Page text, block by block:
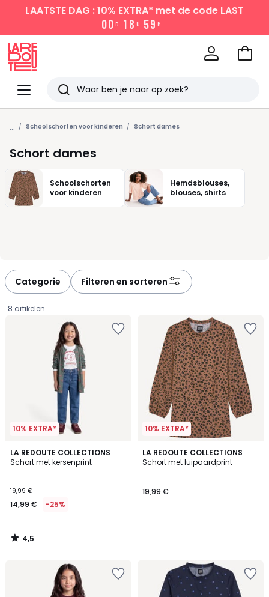
LAATSTE DAG : 10% EXTRA* met de code LAST
00 D 1 8 U 59 M
Menu
Redoute
Zoeken
Laatst
bekeken
Naar
... Schoolschorten voor kinderen Schort dames
Schort dames
Schoolschorten
voor kinderen
Hemdsblouses,
blouses, shirts
Categorie Filteren en sorteren
8 artikelen
10% EXTRA*
LA REDOUTE COLLECTIONS
Schort met kersenprint
€
In
van
19,99
toegepast.
19,99 €
14,99 € -25%
4,5
/ 5
4,5
/
10% EXTRA*
LA REDOUTE COLLECTIONS
Schort met luipaardprint
19,99 €